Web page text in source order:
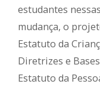
estudantes
mudança, o
Estatuto da
Diretrizes e
Estatuto da